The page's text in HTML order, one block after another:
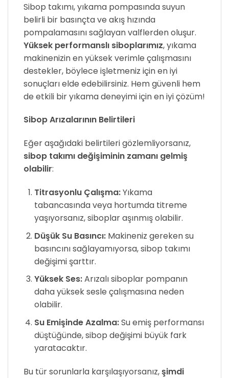
Sibop takımı, yıkama pompasında suyun
belirli bir basınçta ve akış hızında
pompalamasını sağlayan valflerden oluşur.
Yüksek performanslı siboplarımız, yıkama
makinenizin en yüksek verimle çalışmasını
destekler, böylece işletmeniz için en iyi
sonuçları elde edebilirsiniz. Hem güvenli hem
de etkili bir yıkama deneyimi için en iyi çözüm!
Sibop Arızalarının Belirtileri
Eğer aşağıdaki belirtileri gözlemliyorsanız,
sibop takımı değişiminin zamanı gelmiş
olabilir:
Titrasyonlu Çalışma:Yıkama
tabancasında veya hortumda titreme
yaşıyorsanız, siboplar aşınmış olabilir.
Düşük Su Basıncı:Makineniz gereken su
basıncını sağlayamıyorsa, sibop takımı
değişimi şarttır.
Yüksek Ses:Arızalı siboplar pompanın
daha yüksek sesle çalışmasına neden
olabilir.
Su Emişinde Azalma:Su emiş performansı
düştüğünde, sibop değişimi büyük fark
yaratacaktır.
Bu tür sorunlarla karşılaşıyorsanız,şimdi